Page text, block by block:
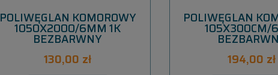
POLIWĘGLAN KOMOROWY
1050X2000/6MM 1K
BEZBARWNY
130,00 zł
POLIWĘGLAN
105X300CM/
194,00 zł